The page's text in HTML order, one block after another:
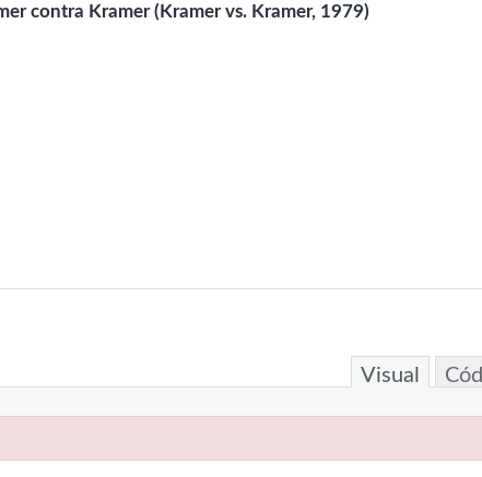
contra Kramer (Kramer vs. Kramer, 1979)
Visual